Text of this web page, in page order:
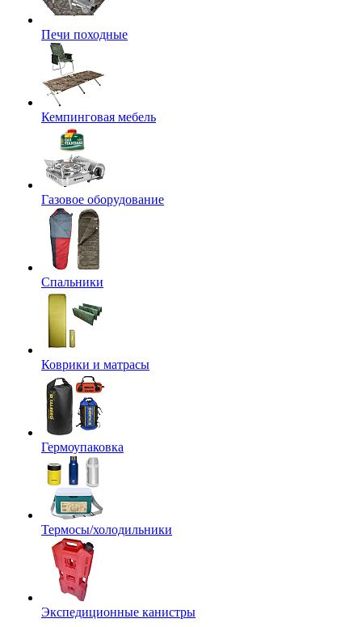
Печи походные
Кемпинговая мебель
Газовое оборудование
Спальники
Коврики и матрасы
Гермоупаковка
Термосы/холодильники
Экспедиционные канистры